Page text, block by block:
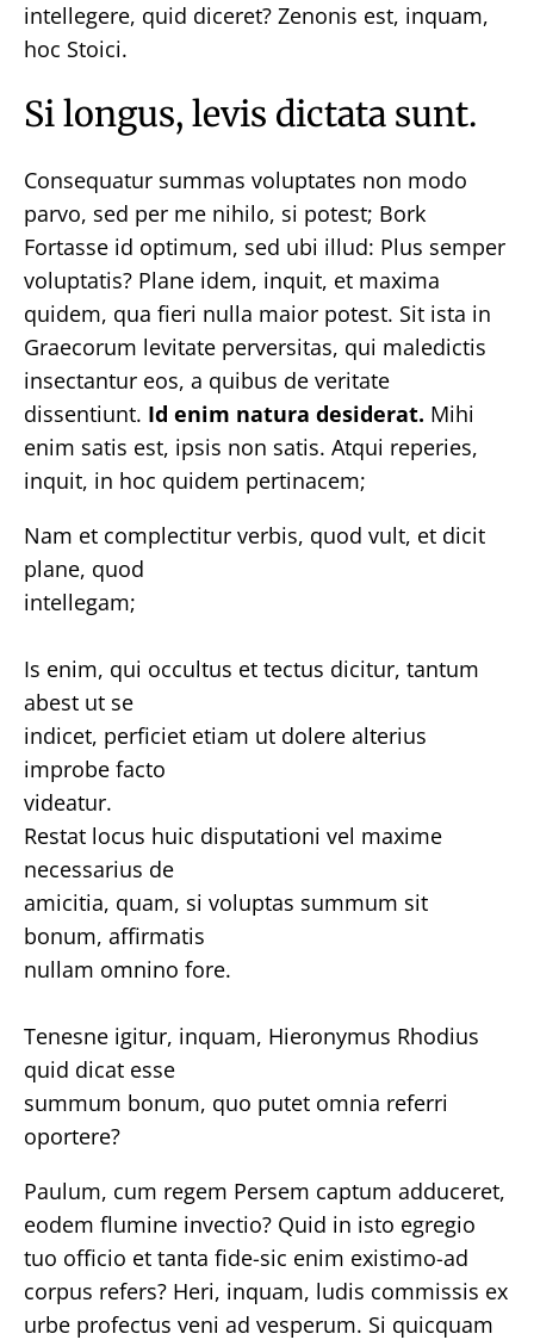
intellegere, quid diceret? Zenonis est, inquam,
hoc Stoici.
Si longus, levis dictata sunt.
Consequatur summas voluptates non modo
parvo, sed per me nihilo, si potest; Bork
Fortasse id optimum, sed ubi illud: Plus semper
voluptatis? Plane idem, inquit, et maxima
quidem, qua fieri nulla maior potest. Sit ista in
Graecorum levitate perversitas, qui maledictis
insectantur eos, a quibus de veritate
dissentiunt. Id enim natura desiderat. Mihi
enim satis est, ipsis non satis. Atqui reperies,
inquit, in hoc quidem pertinacem;
Nam et complectitur verbis, quod vult, et dicit
plane, quod
intellegam;
Is enim, qui occultus et tectus dicitur, tantum
abest ut se
indicet, perficiet etiam ut dolere alterius
improbe facto
videatur.
Restat locus huic disputationi vel maxime
necessarius de
amicitia, quam, si voluptas summum sit
bonum, affirmatis
nullam omnino fore.
Tenesne igitur, inquam, Hieronymus Rhodius
quid dicat esse
summum bonum, quo putet omnia referri
oportere?
Paulum, cum regem Persem captum adduceret,
eodem flumine invectio? Quid in isto egregio
tuo officio et tanta fide-sic enim existimo-ad
corpus refers? Heri, inquam, ludis commissis ex
urbe profectus veni ad vesperum. Si quicquam